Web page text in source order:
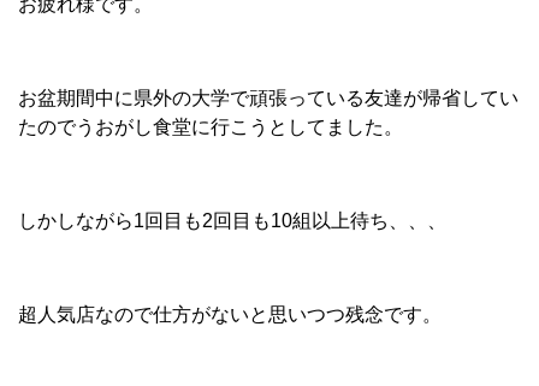
お疲れ様です。
お盆期間中に県外の大学で頑張っている友達が帰省してい
たのでうおがし食堂に行こうとしてました。
しかしながら1回目も2回目も10組以上待ち、、、
超人気店なので仕方がないと思いつつ残念です。